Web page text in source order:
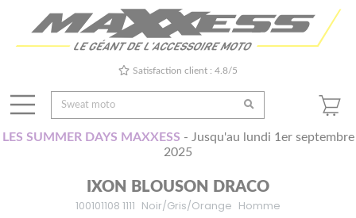
Satisfaction client : 4.8/5
LES SUMMER DAYS MAXXESS - Jusqu'au lundi 1er septembre
2025
IXON BLOUSON DRACO
100101108 1111 Noir/Gris/Orange Homme